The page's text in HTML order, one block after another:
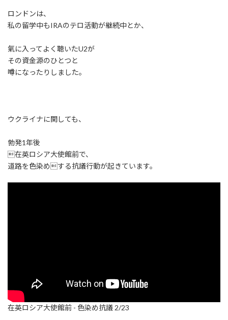
ロンドンは、
私の留学中もIRAのテロ活動が継続中とか、
氣に入ってよく聴いたU2が
その資金源のひとつと
噂になったりしました。
ウクライナに関しても、
勃発1年後
在英ロシア大使館前で、
道路を色染めする抗議行動が起きています。
在英ロシア大使館前 - 色染め抗議 2/23